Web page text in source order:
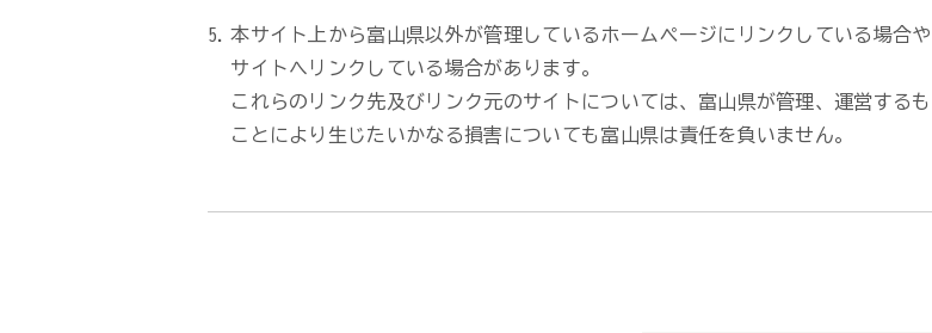
本サイト上から富山県以外が管理しているホームページにリンクしている場合
サイトへリンクしている場合があります。
これらのリンク先及びリンク元のサイトについては、富山県が管理、運営する
ことにより生じたいかなる損害についても富山県は責任を負いません。